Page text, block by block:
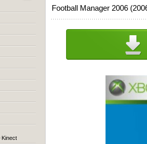
Football Manager 2006
Kinect